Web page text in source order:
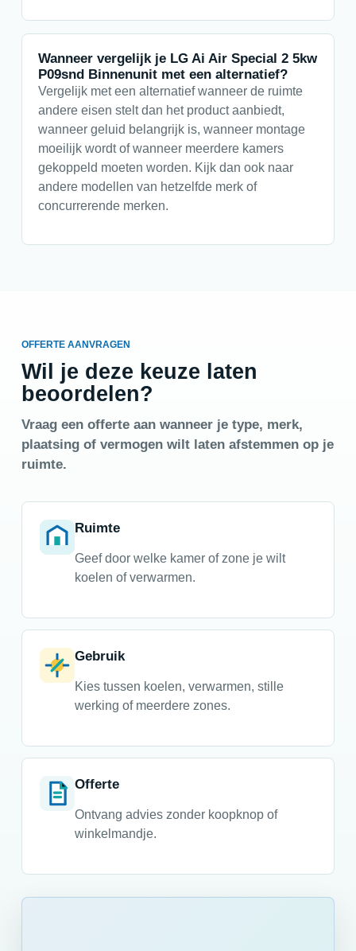
Wanneer vergelijk je LG Ai Air Special 2 5kw
P09snd Binnenunit met een alternatief?
Vergelijk met een alternatief wanneer de ruimte
andere eisen stelt dan het product aanbiedt,
wanneer geluid belangrijk is, wanneer montage
moeilijk wordt of wanneer meerdere kamers
gekoppeld moeten worden. Kijk dan ook naar
andere modellen van hetzelfde merk of
concurrerende merken.
OFFERTE AANVRAGEN
Wil je deze keuze laten
beoordelen?
Vraag een offerte aan wanneer je type, merk,
plaatsing of vermogen wilt laten afstemmen op je
ruimte.
Ruimte
Geef door welke kamer of zone je wilt
koelen of verwarmen.
Gebruik
Kies tussen koelen, verwarmen, stille
werking of meerdere zones.
Offerte
Ontvang advies zonder koopknop of
winkelmandje.